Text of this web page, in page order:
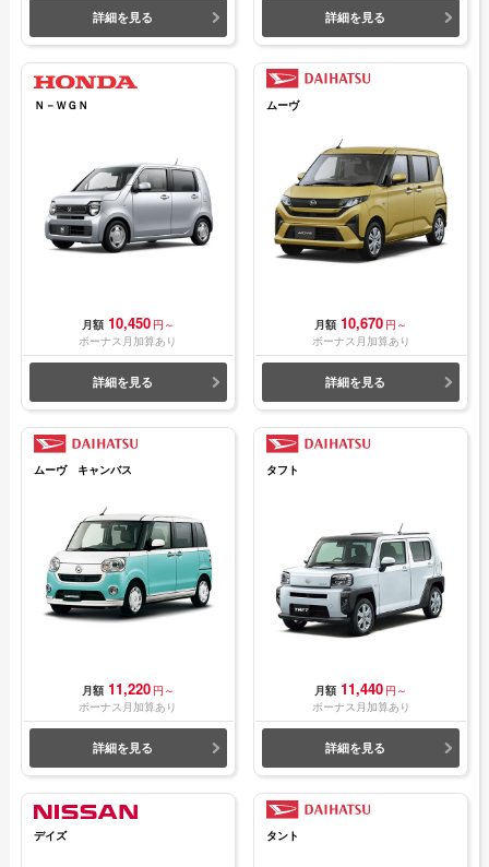
詳細を見る 詳細を見る
Ｎ－ＷＧＮ
月額 10,450 円～
ボーナス月加算あり
詳細を見る
ムーヴ
月額 10,670 円～
ボーナス月加算あり
詳細を見る
ムーヴ キャンバス
月額 11,220 円～
ボーナス月加算あり
詳細を見る
タフト
月額 11,440 円～
ボーナス月加算あり
詳細を見る
デイズ タント